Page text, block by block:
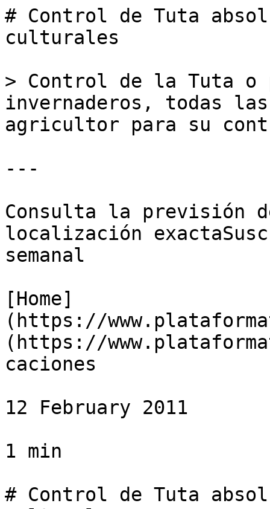
# Control de Tuta
culturales
> Control de la Tuta
invernaderos, todas las
agricultor para su
---
Consulta la previsión
localización
semanal
[Home]
(https://
(https://
caciones
12 February 2011
1 min
# Control de Tuta